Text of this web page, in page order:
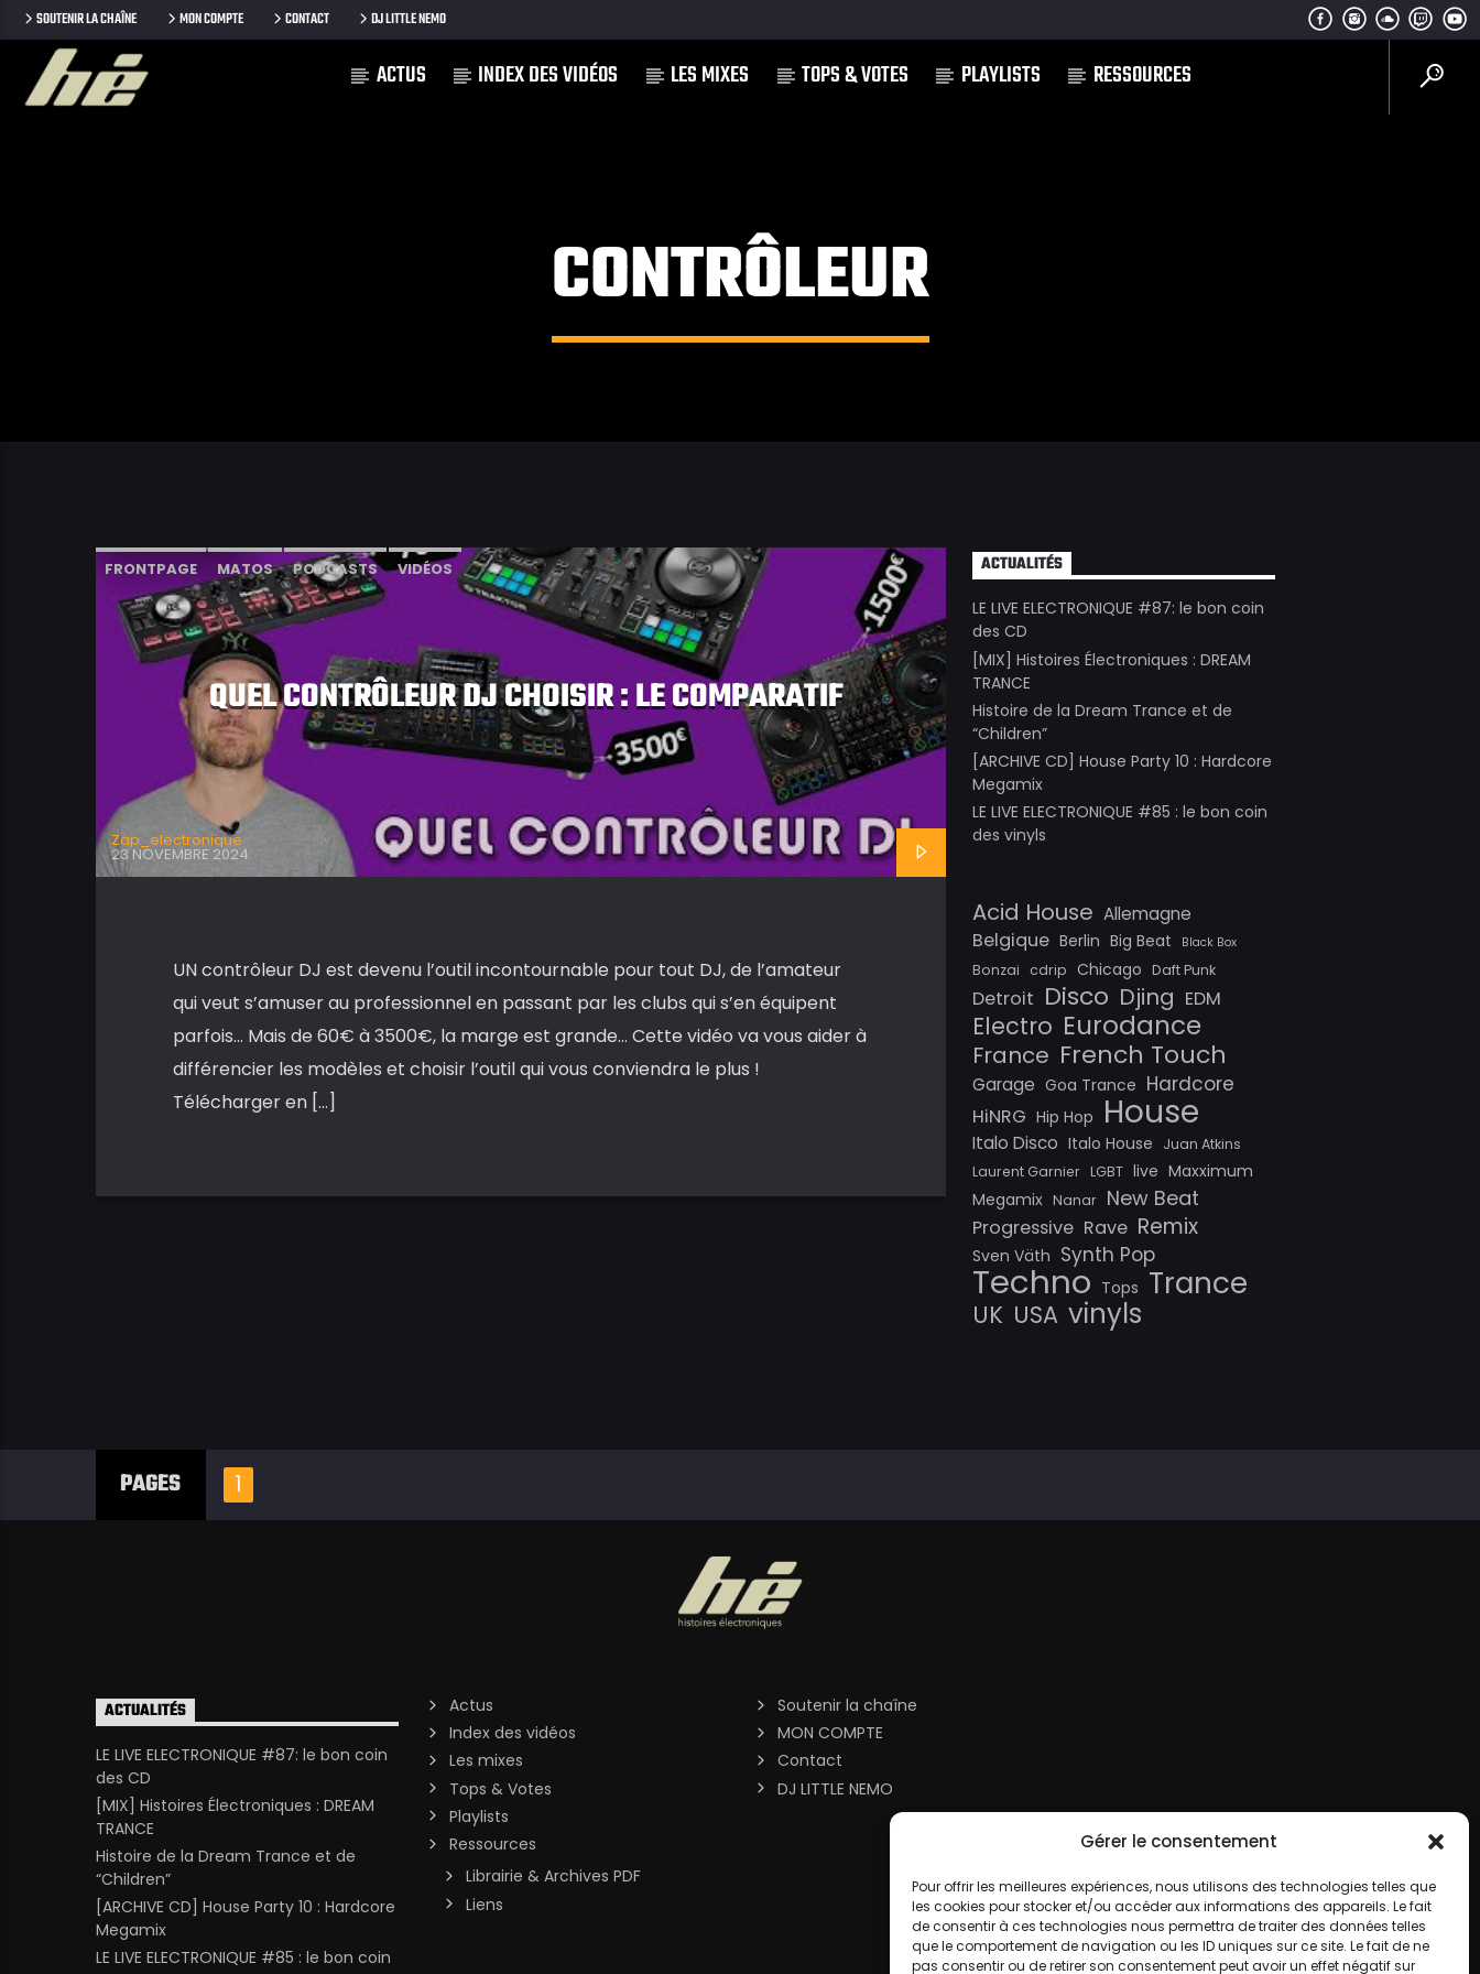
Gérer le consentement
Pour offrir les meilleures expériences, nous utilisons des technologies telles que
les cookies pour stocker et/ou accéder aux informations des appareils. Le fait
de consentir à ces technologies nous permettra de traiter des données telles
que le comportement de navigation ou les ID uniques sur ce site. Le fait de ne
pas consentir ou de retirer son consentement peut avoir un effet négatif sur
SOUTENIR LA CHAÎNE MON COMPTE CONTACT DJ LITTLE NEMO
ACTUS INDEX DES VIDÉOS LES MIXES TOPS & VOTES PLAYLISTS RESSOURCES
CONTRÔLEUR
FRONTPAGE MATOS PODCASTS VIDÉOS
QUEL CONTRÔLEUR DJ CHOISIR : LE COMPARATIF
Zap_electronique
23 NOVEMBRE 2024
UN contrôleur DJ est devenu l’outil incontournable pour tout DJ, de l’amateur
qui veut s’amuser au professionnel en passant par les clubs qui s’en équipent
parfois… Mais de 60€ à 3500€, la marge est grande… Cette vidéo va vous aider à
différencier les modèles et choisir l’outil qui vous conviendra le plus !
Télécharger en […]
ACTUALITÉS
LE LIVE ELECTRONIQUE #87: le bon coin
des CD
[MIX] Histoires Électroniques : DREAM
TRANCE
Histoire de la Dream Trance et de
“Children”
[ARCHIVE CD] House Party 10 : Hardcore
Megamix
LE LIVE ELECTRONIQUE #85 : le bon coin
des vinyls
Acid House Allemagne
Belgique Berlin Big Beat Black Box
Bonzai cdrip Chicago Daft Punk
Detroit Disco Djing EDM
Electro Eurodance
France French Touch
Garage Goa Trance Hardcore
HiNRG Hip Hop House
Italo Disco Italo House
Juan Atkins
Laurent Garnier LGBT live Maxximum
Megamix Nanar New Beat
Progressive Rave Remix
Sven Väth Synth Pop
Techno Tops Trance
UK USA vinyls
PAGES 1
ACTUALITÉS
LE LIVE ELECTRONIQUE #87: le bon coin
des CD
[MIX] Histoires Électroniques : DREAM
TRANCE
Histoire de la Dream Trance et de
“Children”
[ARCHIVE CD] House Party 10 : Hardcore
Megamix
LE LIVE ELECTRONIQUE #85 : le bon coin
Actus
Index des vidéos
Les mixes
Tops & Votes
Playlists
Ressources
Librairie & Archives PDF
Liens
Soutenir la chaîne
MON COMPTE
Contact
DJ LITTLE NEMO